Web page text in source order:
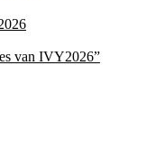
van IVY2026”